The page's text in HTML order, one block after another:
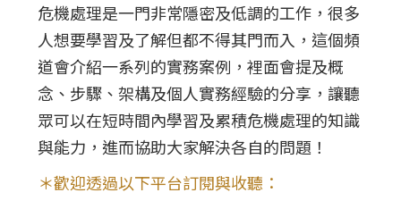
危機處理是一門非常隱密及低調的工作，很多
人想要學習及了解但都不得其門而入，這個頻
道會介紹一系列的實務案例，裡面會提及概
念、步驟、架構及個人實務經驗的分享，讓聽
眾可以在短時間內學習及累積危機處理的知識
與能力，進而協助大家解決各自的問題！
＊歡迎透過以下平台訂閱與收聽：